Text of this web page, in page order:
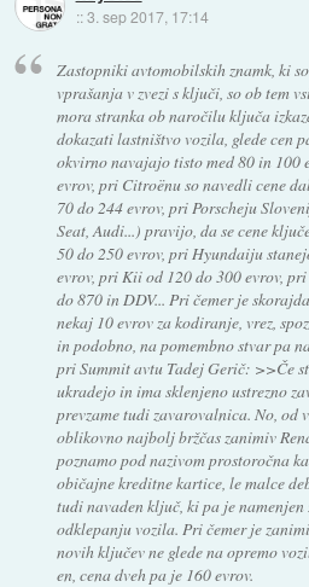
::3. sep 2017, 17:14
Zastopniki avtomobilskih znamk, ki
vprašanja v zvezi s ključi, so ob tem
mora stranka ob naročilu ključa
dokazati lastništvo vozila, glede cen
okvirno navajajo tisto med 80 in 100
evrov, pri Citroënu so navedli cene
70 do 244 evrov, pri Porscheju
Seat, Audi...) pravijo, da se cene
50 do 250 evrov, pri Hyundaiju
evrov, pri Kii od 120 do 300 evrov,
do 870 in DDV... Pri čemer je
nekaj 10 evrov za kodiranje, vrez,
in podobno, na pomembno stvar pa
pri Summit avtu Tadej Gerič: >>Če
ukradejo in ima sklenjeno ustrezno
prevzame tudi zavarovalnica. No, od
oblikovno najbolj bržčas zanimiv
poznamo pod nazivom prostoročna
običajne kreditne kartice, le malce
tudi navaden ključ, ki pa je
odklepanju vozila. Pri čemer je
novih ključev ne glede na opremo
en, cena dveh pa je 160 evrov.